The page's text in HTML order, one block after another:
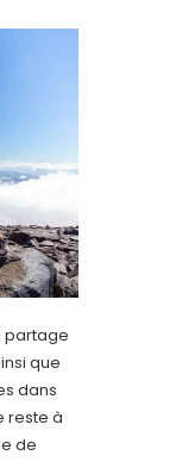
partage
que
dans
reste à
de